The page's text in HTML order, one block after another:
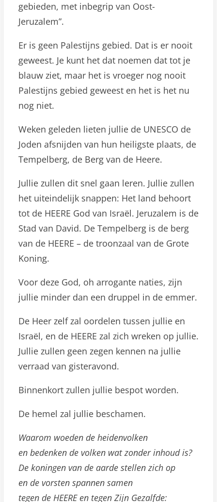
gebieden, met inbegrip van Oost-
Jeruzalem”.
Er is geen Palestijns gebied. Dat is er nooit
geweest. Je kunt het dat noemen dat tot je
blauw ziet, maar het is vroeger nog nooit
Palestijns gebied geweest en het is het nu
nog niet.
Weken geleden lieten jullie de UNESCO de
Joden afsnijden ​​van hun heiligste plaats, de
Tempelberg, de Berg van de Heere.
Jullie zullen dit snel gaan leren. Jullie zullen
het uiteindelijk snappen: Het land behoort
tot de HEERE God van Israël. Jeruzalem is de
Stad van David. De Tempelberg is de berg
van de HEERE – de troonzaal van de Grote
Koning.
Voor deze God, oh arrogante naties, zijn
jullie minder dan een druppel in de emmer.
De Heer zelf zal oordelen tussen jullie en
Israël, en de HEERE zal zich wreken op jullie.
Jullie zullen geen zegen kennen na jullie
verraad van gisteravond.
Binnenkort zullen jullie bespot worden.
De hemel zal jullie beschamen.
Waarom woeden de heidenvolken
en bedenken de volken wat zonder inhoud is?
De koningen van de aarde stellen zich op
en de vorsten spannen samen
tegen de HEERE en tegen Zijn Gezalfde: